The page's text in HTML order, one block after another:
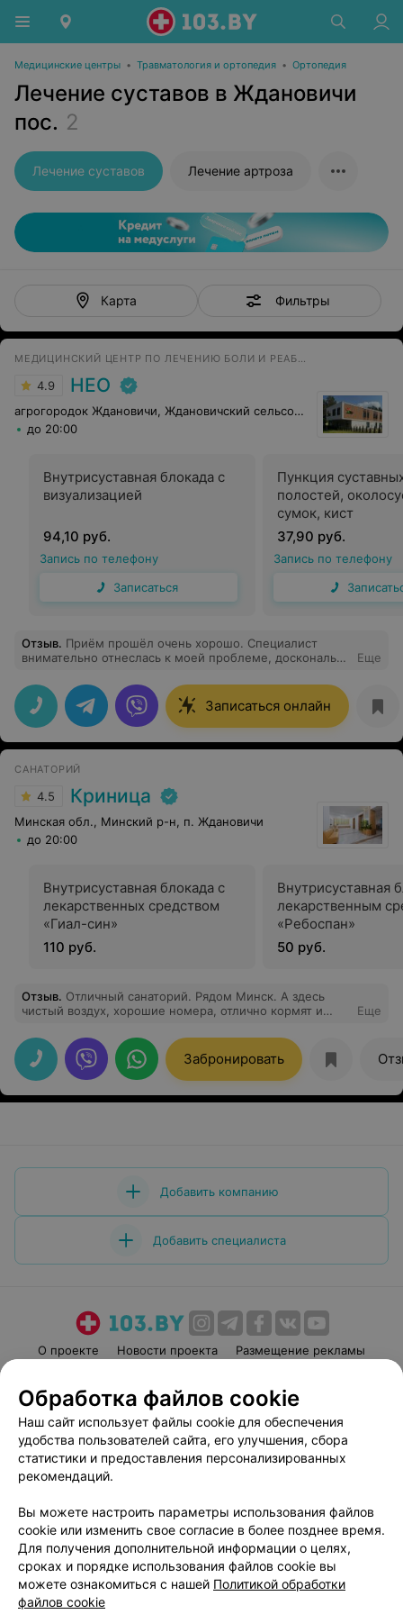
Медицинские центры • Травматология и ортопедия • Ортопедия
Лечение суставов в Ждановичи
пос. 2
Лечение суставов Лечение артроза
Карта Фильтры
МЕДИЦИНСКИЙ ЦЕНТР ПО ЛЕЧЕНИЮ БОЛИ И РЕАБИЛИТАЦИИ
4.9 НЕО
агрогородок Ждановичи, Ждановичский сельсовет, 105
до 20:00
Внутрисуставная блокада с
визуализацией
94,10 руб.
Запись по телефону
Записаться
Пункция
полостей,
сумок, кист
37,90 руб.
Запись по телефону
Отзыв. Приём прошёл очень хорошо. Специалист
внимательно отнеслась к моей проблеме, досконально
болей. После этого дала рекомендации правильного
рациона и образа жизни. Врач знает свое дело.
Рекомендую!
Еще
Записаться онлайн
САНАТОРИЙ
4.5 Криница
Минская обл., Минский р-н, п. Ждановичи
до 20:00
Внутрисуставная блокада с
лекарственных средством
«Гиал-син»
110 руб.
Внутрисуставная
лекарственным
«Ребоспан»
50 руб.
Отзыв. Отличный санаторий. Рядом Минск. А здесь
чистый воздух, хорошие номера, отлично кормят и
Еще
Забронировать
Добавить компанию
Добавить специалиста
О проекте Новости проекта
Размещение рекламы
Пользовательское соглашение
Способы оплаты
Вакансии
Партнеры
Написать руководителю 103.by
Обработка персональных данных
Обработка файлов cookie
Наш сайт использует файлы cookie для обеспечения
удобства пользователей сайта, его улучшения, сбора
статистики и предоставления персонализированных
рекомендаций.
Вы можете настроить параметры использования файлов
cookie или изменить свое согласие в более позднее время.
Для получения дополнительной информации о целях,
сроках и порядке использования файлов cookie вы
можете ознакомиться с нашей Политикой обработки
файлов cookie